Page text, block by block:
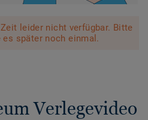
leider nicht verfügbar. Bitte
es später noch einmal.
Verlegevideo